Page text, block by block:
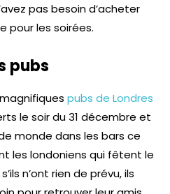
pas besoin d’acheter
pour les soirées.
pubs
pubs de Londres
le soir du 31 décembre et
monde dans les bars ce
les londoniens qui fêtent le
n’ont rien de prévu, ils